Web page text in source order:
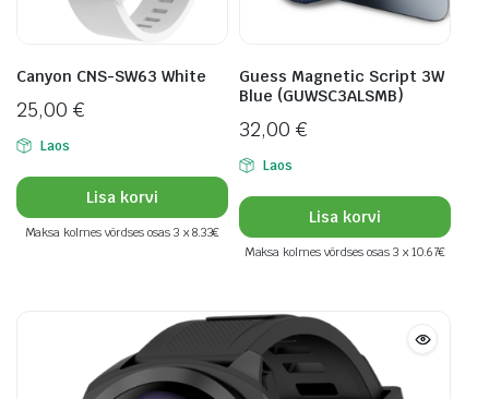
Canyon CNS-SW63 White
25,00 €
Laos
Lisa korvi
Maksa kolmes võrdses osas 3 x 8.33€
Guess Magnetic Script 3W
Blue (GUWSC3ALSMB)
32,00 €
Laos
Lisa korvi
Maksa kolmes võrdses osas 3 x 10.67€